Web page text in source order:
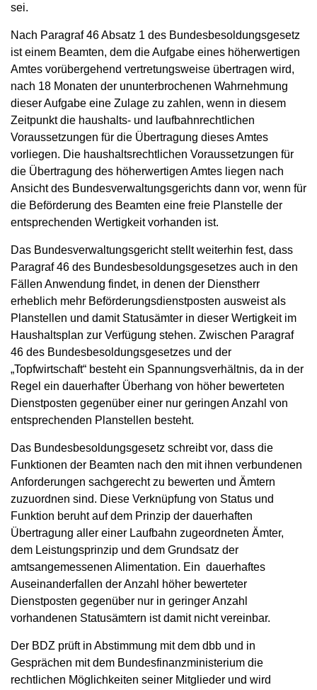
sei.
Nach Paragraf 46 Absatz 1 des Bundesbesoldungsgesetz
ist einem Beamten, dem die Aufgabe eines höherwertigen
Amtes vorübergehend vertretungsweise übertragen wird,
nach 18 Monaten der ununterbrochenen Wahrnehmung
dieser Aufgabe eine Zulage zu zahlen, wenn in diesem
Zeitpunkt die haushalts- und laufbahnrechtlichen
Voraussetzungen für die Übertragung dieses Amtes
vorliegen. Die haushaltsrechtlichen Voraussetzungen für
die Übertragung des höherwertigen Amtes liegen nach
Ansicht des Bundesverwaltungsgerichts dann vor, wenn für
die Beförderung des Beamten eine freie Planstelle der
entsprechenden Wertigkeit vorhanden ist.
Das Bundesverwaltungsgericht stellt weiterhin fest, dass
Paragraf 46 des Bundesbesoldungsgesetzes auch in den
Fällen Anwendung findet, in denen der Dienstherr
erheblich mehr Beförderungsdienstposten ausweist als
Planstellen und damit Statusämter in dieser Wertigkeit im
Haushaltsplan zur Verfügung stehen. Zwischen Paragraf
46 des Bundesbesoldungsgesetzes und der
„Topfwirtschaft“ besteht ein Spannungsverhältnis, da in der
Regel ein dauerhafter Überhang von höher bewerteten
Dienstposten gegenüber einer nur geringen Anzahl von
entsprechenden Planstellen besteht.
Das Bundesbesoldungsgesetz schreibt vor, dass die
Funktionen der Beamten nach den mit ihnen verbundenen
Anforderungen sachgerecht zu bewerten und Ämtern
zuzuordnen sind. Diese Verknüpfung von Status und
Funktion beruht auf dem Prinzip der dauerhaften
Übertragung aller einer Laufbahn zugeordneten Ämter,
dem Leistungsprinzip und dem Grundsatz der
amtsangemessenen Alimentation. Ein dauerhaftes
Auseinanderfallen der Anzahl höher bewerteter
Dienstposten gegenüber nur in geringer Anzahl
vorhandenen Statusämtern ist damit nicht vereinbar.
Der BDZ prüft in Abstimmung mit dem dbb und in
Gesprächen mit dem Bundesfinanzministerium die
rechtlichen Möglichkeiten seiner Mitglieder und wird